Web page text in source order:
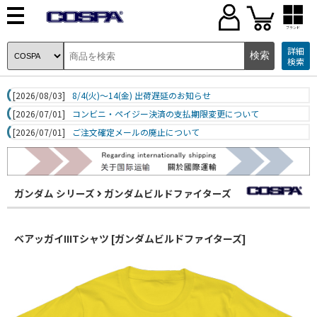
ブランド
詳細
検索
[2026/08/03]
8/4(火)～14(金) 出荷遅延のお知らせ
[2026/07/01]
コンビニ・ペイジー決済の支払期限変更について
[2026/07/01]
ご注文確定メールの廃止について
ガンダム シリーズ ガンダムビルドファイターズ
ベアッガイIIITシャツ [ガンダムビルドファイターズ]